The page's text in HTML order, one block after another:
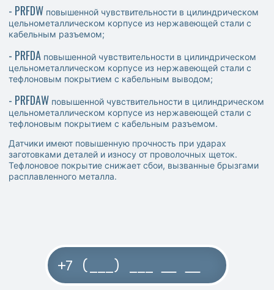
- PRFDW повышенной чувствительности в цилиндрическом
цельнометаллическом корпусе из нержавеющей стали с
кабельным разъемом;
- PRFDA повышенной чувствительности в цилиндрическом
цельнометаллическом корпусе из нержавеющей стали с
тефлоновым покрытием с кабельным выводом;
- PRFDAW повышенной чувствительности в цилиндрическом
цельнометаллическом корпусе из нержавеющей стали с
тефлоновым покрытием с кабельным разъемом.
Датчики имеют повышенную прочность при ударах
заготовками деталей и износу от проволочных щеток.
Тефлоновое покрытие снижает сбои, вызванные брызгами
расплавленного металла.